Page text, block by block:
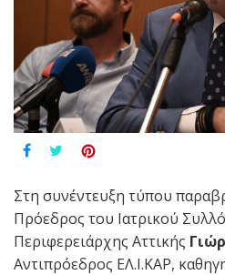
Στη συνέντευξη τύπου
Πρόεδρος του Ιατρικού
Περιφερειάρχης Αττικής
Αντιπρόεδρος ΕΛ.Ι.ΚΑΡ,